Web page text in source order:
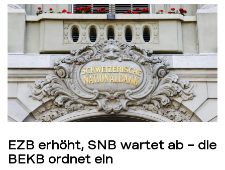
EZB erhöht, SNB wartet ab – die
BEKB ordnet ein